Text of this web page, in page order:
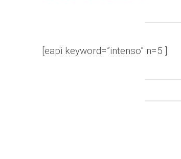
[eapi keyword=”intenso” n=5 ]